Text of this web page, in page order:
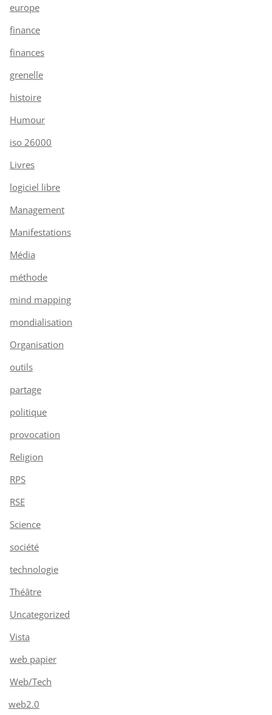
europe
finance
finances
grenelle
histoire
Humour
iso 26000
Livres
logiciel libre
Management
Manifestations
Média
méthode
mind mapping
mondialisation
Organisation
outils
partage
politique
provocation
Religion
RPS
RSE
Science
société
technologie
Théâtre
Uncategorized
Vista
web papier
Web/Tech
web2.0